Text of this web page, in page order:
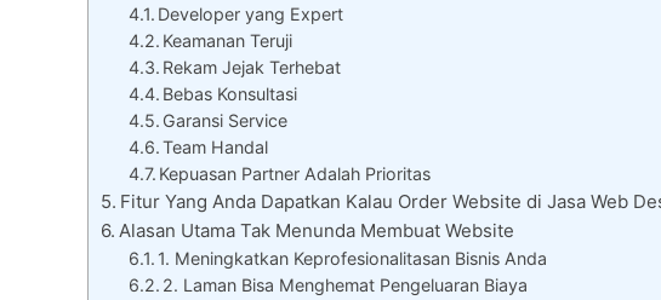
Developer yang Expert
Keamanan Teruji
Rekam Jejak Terhebat
Bebas Konsultasi
Garansi Service
Team Handal
Kepuasan Partner Adalah Prioritas
Fitur Yang Anda Dapatkan Kalau Order Website di Jasa Web
Alasan Utama Tak Menunda Membuat Website
1. Meningkatkan Keprofesionalitasan Bisnis Anda
2. Laman Bisa Menghemat Pengeluaran Biaya